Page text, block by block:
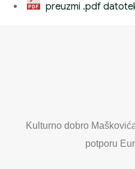
preuzmi .pdf
Kulturno dobro
potporu